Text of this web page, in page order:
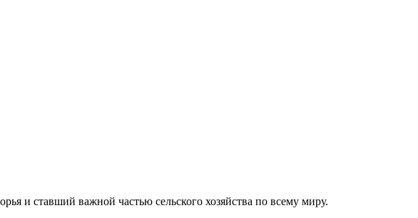
и ставший важной частью сельского хозяйства по всему миру.